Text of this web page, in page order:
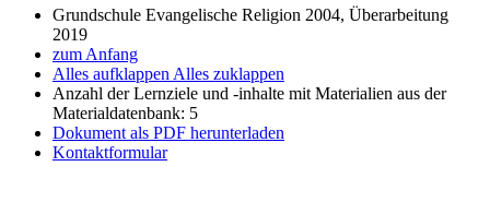
Grundschule Evangelische Religion 2004, Überarbeitung
2019
zum Anfang
Alles aufklappen Alles zuklappen
Anzahl der Lernziele und -inhalte mit Materialien aus der
Materialdatenbank: 5
Dokument als PDF herunterladen
Kontaktformular